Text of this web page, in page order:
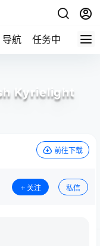
导航 任务中心 帮助
Kyrielight
前往下载
关注 私信